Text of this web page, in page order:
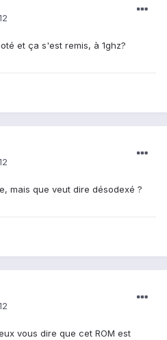
et ça s'est remis, à 1ghz?
mais que veut dire désodexé ?
vous dire que cet ROM est